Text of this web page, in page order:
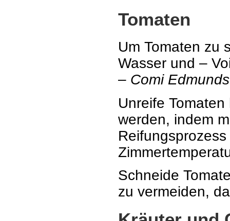
Tomaten
Um Tomaten zu
Wasser und –
– Comi Edmunds
Unreife
werden, indem
Schneide
zu vermeiden,